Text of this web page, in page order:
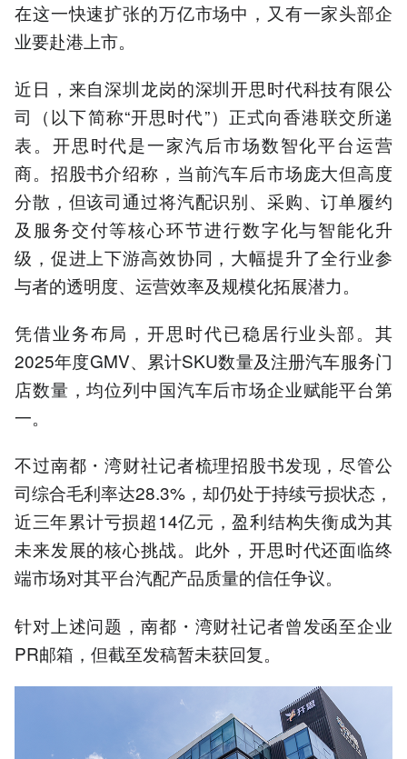
在这一快速扩张的万亿市场中，又有一家头部企
业要赴港上市。
近日，来自深圳龙岗的深圳开思时代科技有限公
司（以下简称“开思时代”）正式向香港联交所递
表。开思时代是一家汽后市场数智化平台运营
商。招股书介绍称，当前汽车后市场庞大但高度
分散，但该司通过将汽配识别、采购、订单履约
及服务交付等核心环节进行数字化与智能化升
级，促进上下游高效协同，大幅提升了全行业参
与者的透明度、运营效率及规模化拓展潜力。
凭借业务布局，开思时代已稳居行业头部。其
2025年度GMV、累计SKU数量及注册汽车服务门
店数量，均位列中国汽车后市场企业赋能平台第
一。
不过南都・湾财社记者梳理招股书发现，尽管公
司综合毛利率达28.3%，却仍处于持续亏损状态，
近三年累计亏损超14亿元，盈利结构失衡成为其
未来发展的核心挑战。此外，开思时代还面临终
端市场对其平台汽配产品质量的信任争议。
针对上述问题，南都・湾财社记者曾发函至企业
PR邮箱，但截至发稿暂未获回复。